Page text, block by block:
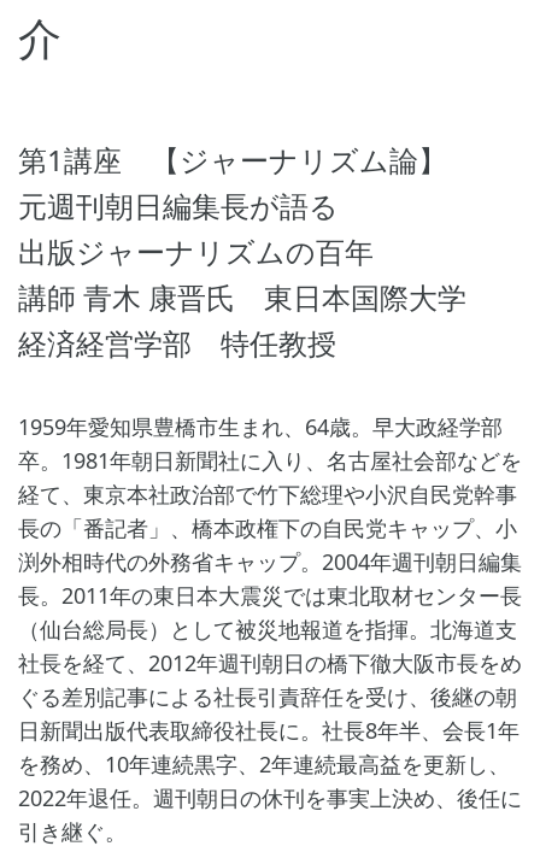
介
第1講座 【ジャーナリズム論】
元週刊朝日編集長が語る
出版ジャーナリズムの百年
講師 青木 康晋氏 東日本国際大学
経済経営学部 特任教授
1959年愛知県豊橋市生まれ、64歳。早大政経学部
卒。1981年朝日新聞社に入り、名古屋社会部などを
経て、東京本社政治部で竹下総理や小沢自民党幹事
長の「番記者」、橋本政権下の自民党キャップ、小
渕外相時代の外務省キャップ。2004年週刊朝日編集
長。2011年の東日本大震災では東北取材センター長
（仙台総局長）として被災地報道を指揮。北海道支
社長を経て、2012年週刊朝日の橋下徹大阪市長をめ
ぐる差別記事による社長引責辞任を受け、後継の朝
日新聞出版代表取締役社長に。社長8年半、会長1年
を務め、10年連続黒字、2年連続最高益を更新し、
2022年退任。週刊朝日の休刊を事実上決め、後任に
引き継ぐ。